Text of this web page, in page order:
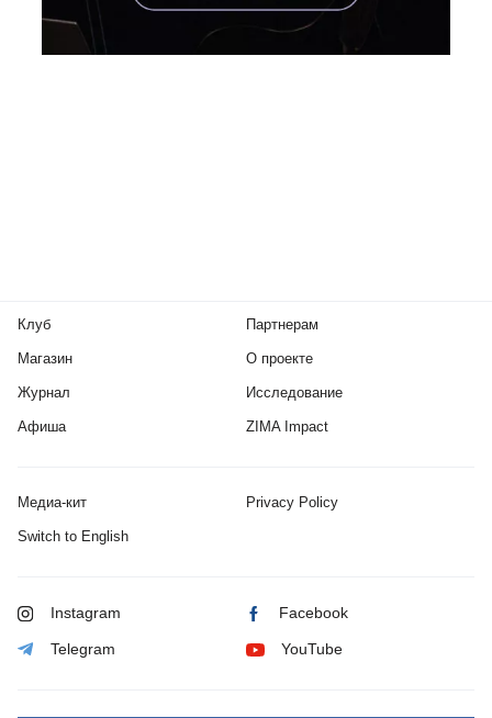
Клуб
Магазин
Журнал
Афиша
Партнерам
О проекте
Исследование
ZIMA Impact
Медиа-кит Privacy Policy
Switch to English
Instagram Facebook
Telegram YouTube